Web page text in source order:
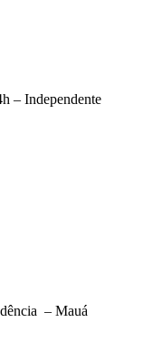
– Independente
– Mauá